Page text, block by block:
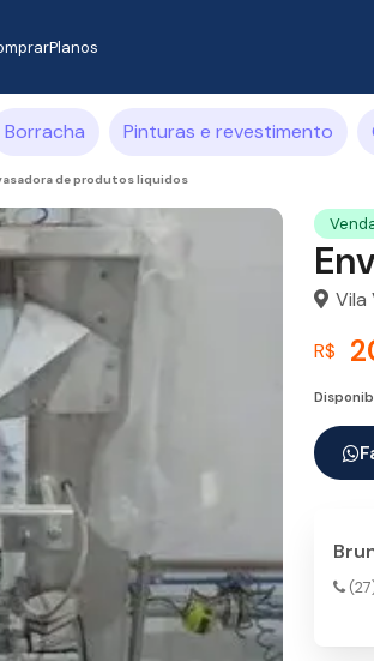
Planos
Borracha Pinturas e revestimento
de produtos liquidos
Vila
R$